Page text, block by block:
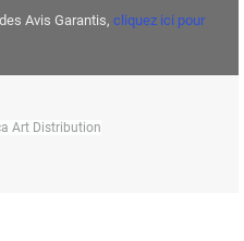
Avis Garantis, cliquez ici pour
Art Distribution